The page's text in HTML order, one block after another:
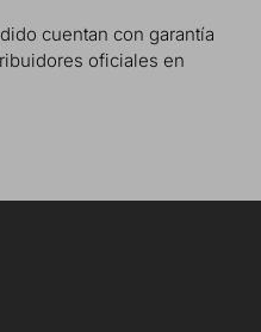
cuentan con garantía
oficiales en